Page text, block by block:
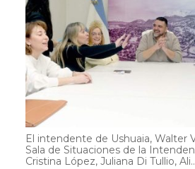
El intendente de Ushuaia, Walter
Sala de Situaciones de la
Cristina López, Juliana Di Tullio,